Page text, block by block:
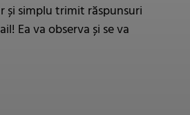
și simplu trimit răspunsuri
Ea va observa și se va